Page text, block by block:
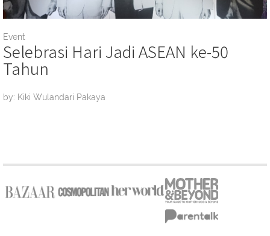
Event
Selebrasi Hari Jadi ASEAN ke-50
Tahun
by: Kiki Wulandari Pakaya